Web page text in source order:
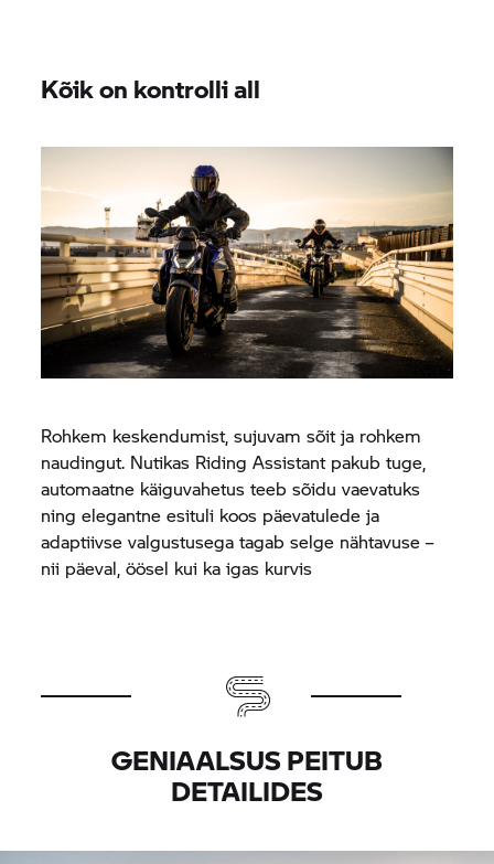
Kõik on kontrolli all
Rohkem keskendumist, sujuvam sõit ja rohkem
naudingut. Nutikas Riding Assistant pakub tuge,
automaatne käiguvahetus teeb sõidu vaevatuks
ning elegantne esituli koos päevatulede ja
adaptiivse valgustusega tagab selge nähtavuse –
nii päeval, öösel kui ka igas kurvis
GENIAALSUS PEITUB
DETAILIDES